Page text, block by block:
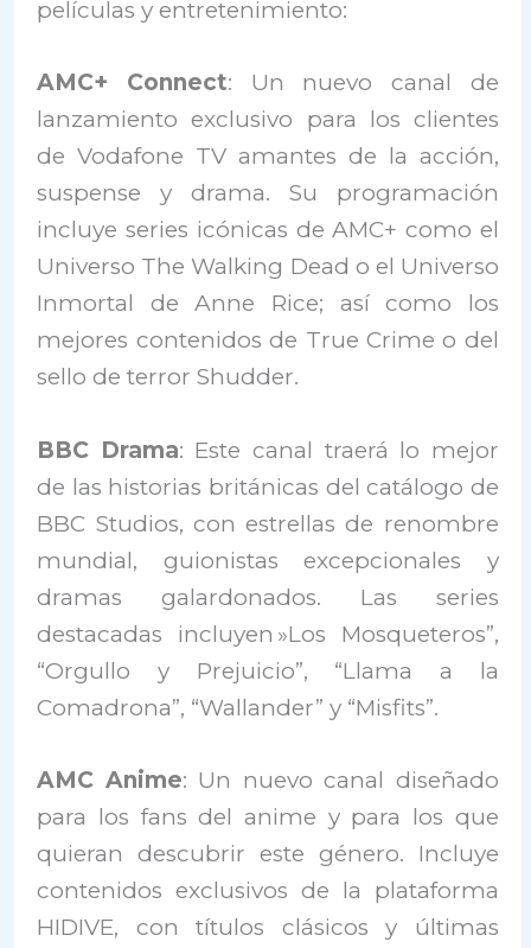
películas y entretenimiento:
AMC+ Connect: Un nuevo canal de
lanzamiento exclusivo para los clientes
de Vodafone TV amantes de la acción,
suspense y drama. Su programación
incluye series icónicas de AMC+ como el
Universo The Walking Dead o el Universo
Inmortal de Anne Rice; así como los
mejores contenidos de True Crime o del
sello de terror Shudder.
BBC Drama: Este canal traerá lo mejor
de las historias británicas del catálogo de
BBC Studios, con estrellas de renombre
mundial, guionistas excepcionales y
dramas galardonados. Las series
destacadas incluyen »Los Mosqueteros”,
“Orgullo y Prejuicio”, “Llama a la
Comadrona”, “Wallander” y “Misfits”.
AMC Anime: Un nuevo canal diseñado
para los fans del anime y para los que
quieran descubrir este género. Incluye
contenidos exclusivos de la plataforma
HIDIVE, con títulos clásicos y últimas